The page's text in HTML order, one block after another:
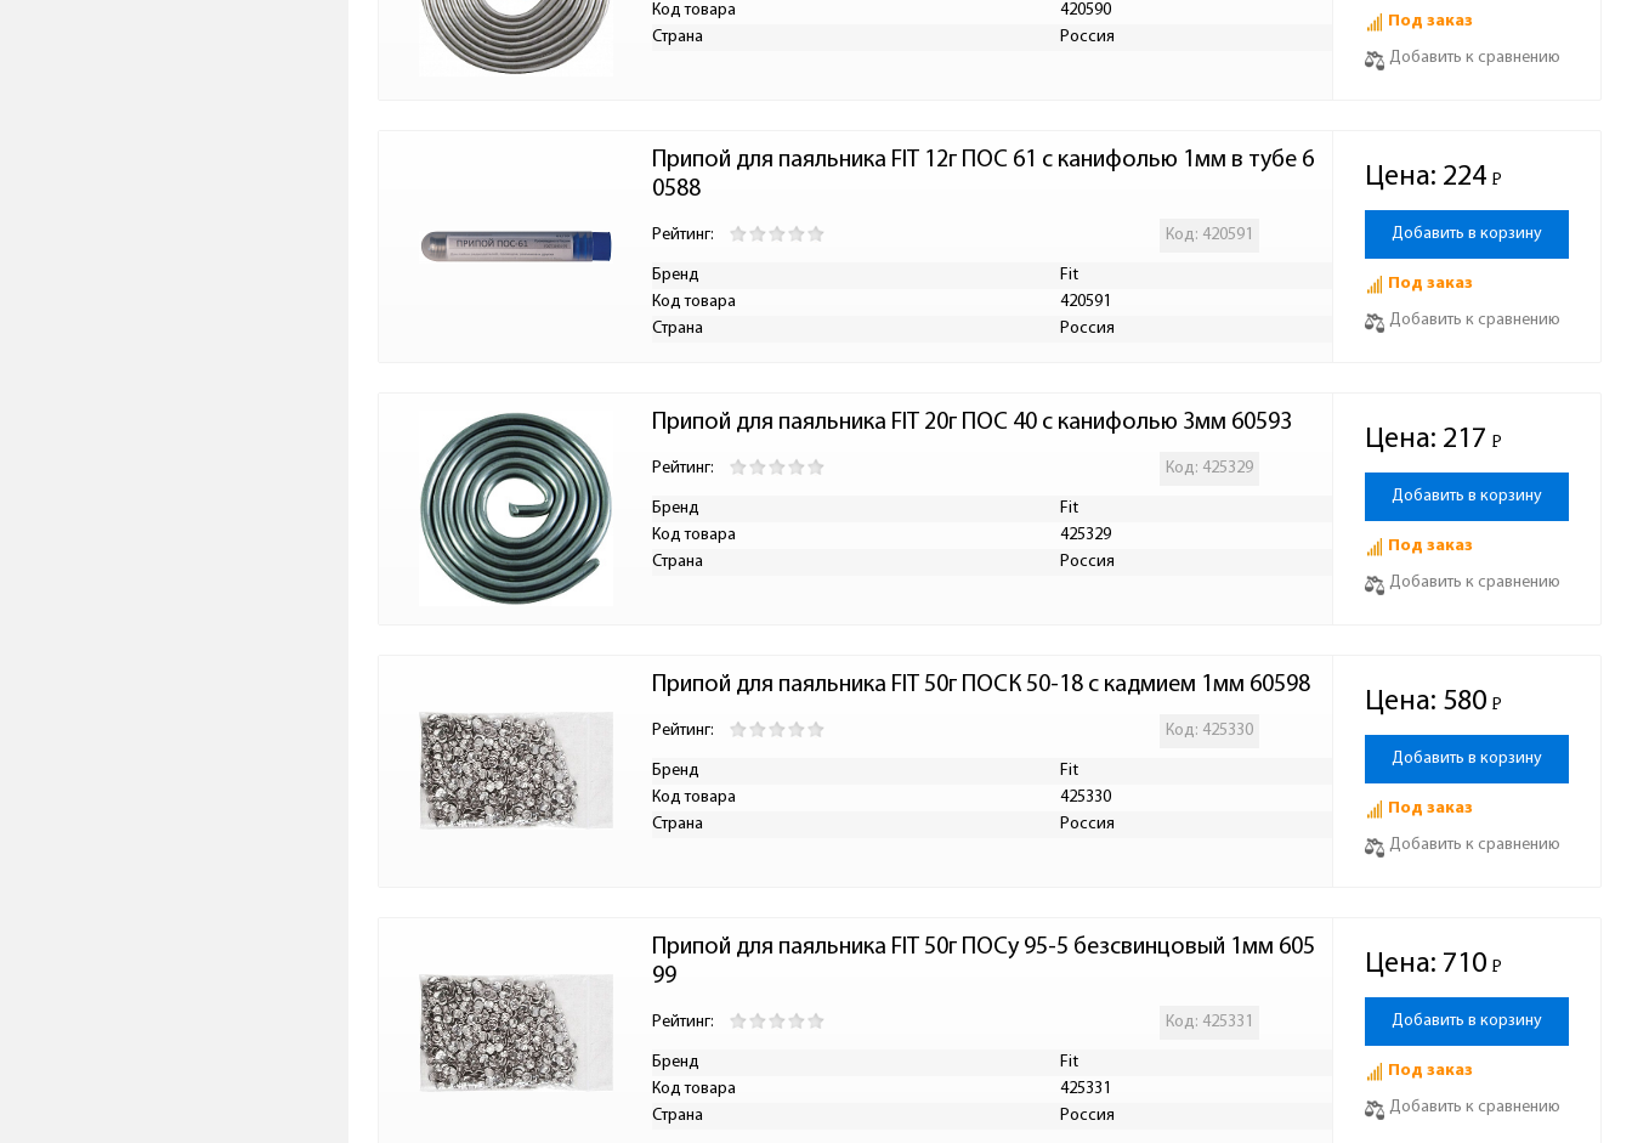
Код товара
420590
Страна
Россия
Под заказ
Добавить к сравнению
Припой для паяльника FIT 12г ПОС 61 с канифолью 1мм в тубе 6
0588
Рейтинг: Код: 420591
Бренд
Fit
Код товара
420591
Страна
Россия
Цена: 224 Р
-
Добавить в корзину
Под заказ
Добавить к сравнению
Припой для паяльника FIT 20г ПОС 40 с канифолью 3мм 60593
Рейтинг: Код: 425329
Бренд
Fit
Код товара
425329
Страна
Россия
Цена: 217 Р
-
Добавить в корзину
Под заказ
Добавить к сравнению
Припой для паяльника FIT 50г ПОСК 50-18 с кадмием 1мм 60598
Рейтинг: Код: 425330
Бренд
Fit
Код товара
425330
Страна
Россия
Цена: 580 Р
-
Добавить в корзину
Под заказ
Добавить к сравнению
Припой для паяльника FIT 50г ПОСу 95-5 безсвинцовый 1мм 605
99
Рейтинг: Код: 425331
Бренд
Fit
Код товара
425331
Страна
Россия
Цена: 710 Р
-
Добавить в корзину
Под заказ
Добавить к сравнению